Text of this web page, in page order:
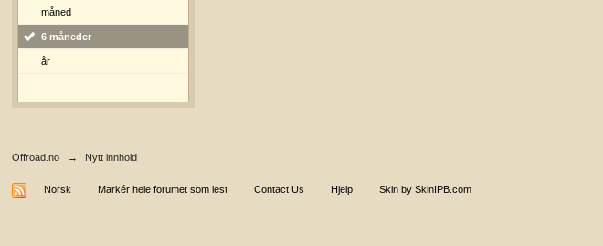
måned
6 måneder
år
Offroad.no → Nytt innhold
Norsk Markér hele forumet som lest Contact Us Hjelp Skin by SkinIPB.com